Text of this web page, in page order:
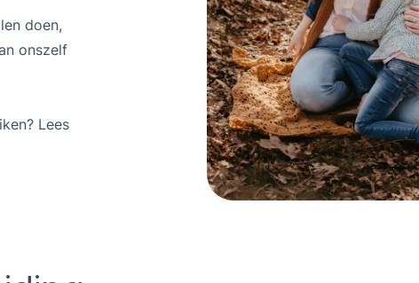
doen,
onszelf
Lees